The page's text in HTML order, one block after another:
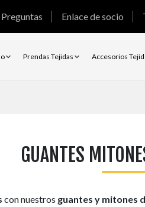
Preguntas Enlace de socio
Prendas Tejidas Accesorios
GUANTES
con nuestros guantes y mitones